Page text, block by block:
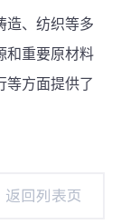
造、纺织等多
和重要原材料
等方面提供了
返回列表页